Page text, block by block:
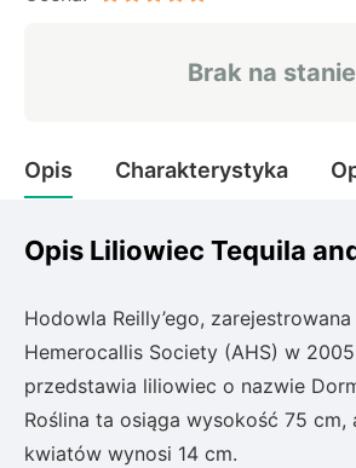
Turzyca (carex)
Różanecznik
Pnącza
Glicynia (wisteria)
Wiciokrzew
Bluszcz
Brak na stanie
Opis Charakterystyka
Opis Liliowiec Tequila
Hodowla Reilly’ego,
Hemerocallis Society (AHS) w
przedstawia liliowiec o nazwie
Roślina ta osiąga wysokość 75 cm,
kwiatów wynosi 14 cm.